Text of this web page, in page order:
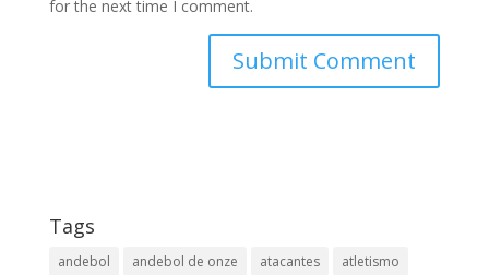
for the next time I comment.
Tags
andebol andebol de onze atacantes
atletismo